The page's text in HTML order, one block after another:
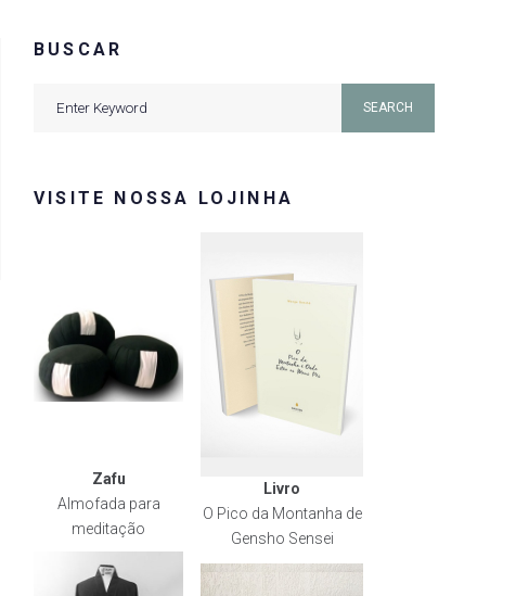
BUSCAR
SEARCH
VISITE NOSSA LOJINHA
Zafu
Almofada para
meditação
Livro
O Pico da Montanha de
Gensho Sensei